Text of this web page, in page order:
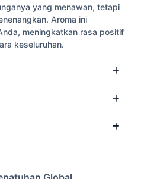
yang menawan, tetapi
Aroma ini
meningkatkan rasa positif
keseluruhan.